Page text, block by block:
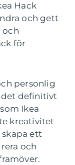
Hack
och gett
och
för
personlig
definitivt
Ikea
kreativitet
skapa ett
och